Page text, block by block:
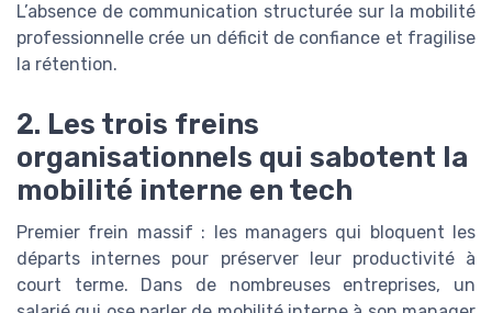
L’absence de communication structurée sur la mobilité
professionnelle crée un déficit de confiance et fragilise
la rétention.
2. Les trois freins
organisationnels qui sabotent la
mobilité interne en tech
Premier frein massif : les managers qui bloquent les
départs internes pour préserver leur productivité à
court terme. Dans de nombreuses entreprises, un